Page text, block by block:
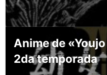
Anime de
2da temporada